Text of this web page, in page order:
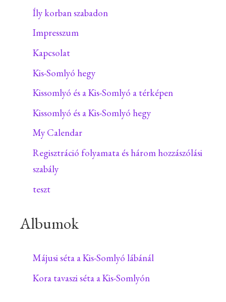
Íly korban szabadon
Impresszum
Kapcsolat
Kis-Somlyó hegy
Kissomlyó és a Kis-Somlyó a térképen
Kissomlyó és a Kis-Somlyó hegy
My Calendar
Regisztráció folyamata és három hozzászólási
szabály
teszt
Albumok
Májusi séta a Kis-Somlyó lábánál
Kora tavaszi séta a Kis-Somlyón